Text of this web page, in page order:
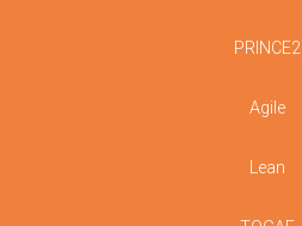
PRINCE2
Agile
Lean